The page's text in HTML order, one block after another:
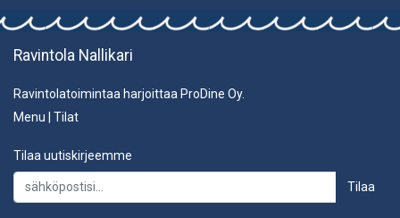
Ravintola Nallikari
Ravintolatoimintaa harjoittaa ProDine Oy.
Menu
Tilat
Tilaa uutiskirjeemme
Tilaa